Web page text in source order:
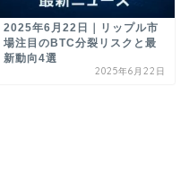
2025年6月22日｜リップル市
場注目のBTC分裂リスクと最
新動向4選
2025年6月22日